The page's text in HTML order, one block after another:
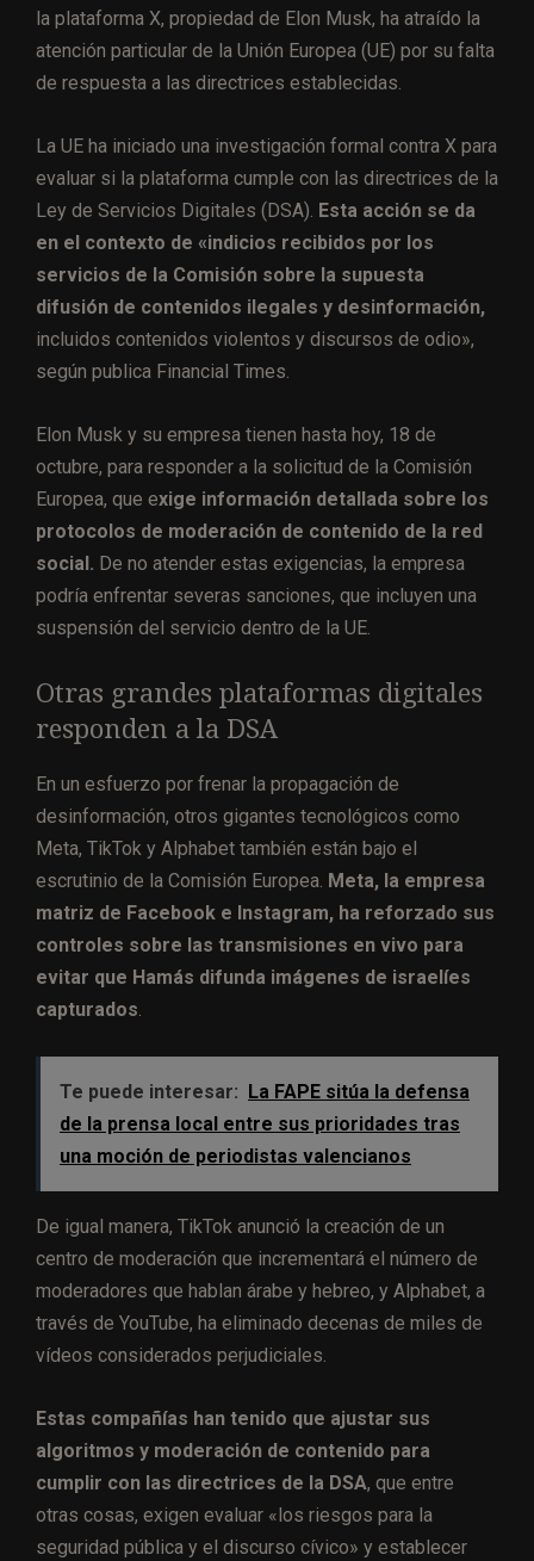
la plataforma X, propiedad de Elon Musk, ha atraído la
atención particular de la Unión Europea (UE) por su falta
de respuesta a las directrices establecidas.
La UE ha iniciado una investigación formal contra X para
evaluar si la plataforma cumple con las directrices de la
Ley de Servicios Digitales (DSA). Esta acción se da
en el contexto de «indicios recibidos por los
servicios de la Comisión sobre la supuesta
difusión de contenidos ilegales y desinformación,
incluidos contenidos violentos y discursos de odio»,
según publica Financial Times.
Elon Musk y su empresa tienen hasta hoy, 18 de
octubre, para responder a la solicitud de la Comisión
Europea, que exige información detallada sobre los
protocolos de moderación de contenido de la red
social. De no atender estas exigencias, la empresa
podría enfrentar severas sanciones, que incluyen una
suspensión del servicio dentro de la UE.
Otras grandes plataformas digitales
responden a la DSA
En un esfuerzo por frenar la propagación de
desinformación, otros gigantes tecnológicos como
Meta, TikTok y Alphabet también están bajo el
escrutinio de la Comisión Europea. Meta, la empresa
matriz de Facebook e Instagram, ha reforzado sus
controles sobre las transmisiones en vivo para
evitar que Hamás difunda imágenes de israelíes
capturados.
Te puede interesar:
La FAPE sitúa la defensa
de la prensa local entre sus prioridades tras
una moción de periodistas valencianos
De igual manera, TikTok anunció la creación de un
centro de moderación que incrementará el número de
moderadores que hablan árabe y hebreo, y Alphabet, a
través de YouTube, ha eliminado decenas de miles de
vídeos considerados perjudiciales.
Estas compañías han tenido que ajustar sus
algoritmos y moderación de contenido para
cumplir con las directrices de la DSA, que entre
otras cosas, exigen evaluar «los riesgos para la
seguridad pública y el discurso cívico» y establecer